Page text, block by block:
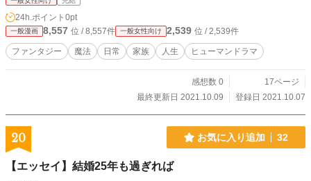
24h.ポイント 0pt
一般漫画 8,557 位 / 8,557件 一般女性向け 2,539 位 / 2,539件
ファンタジー 魔法 日常 家族 人生 ヒューマンドラマ
感想数 0
17ページ
最終更新日 2021.10.09
登録日 2021.10.07
20 お気に入り追加 32
【エッセイ】結婚25年も過ぎれば